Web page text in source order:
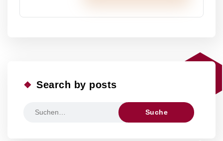
Search by posts